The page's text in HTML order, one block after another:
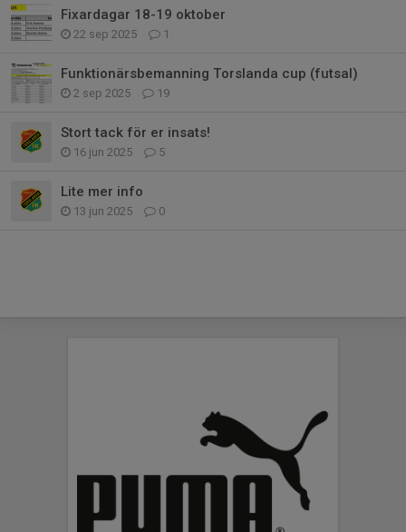
Fixardagar 18-19 oktober
22 sep 2025 1
Funktionärsbemanning Torslanda cup (futsal)
2 sep 2025 19
Stort tack för er insats!
16 jun 2025 5
Lite mer info
13 jun 2025 0